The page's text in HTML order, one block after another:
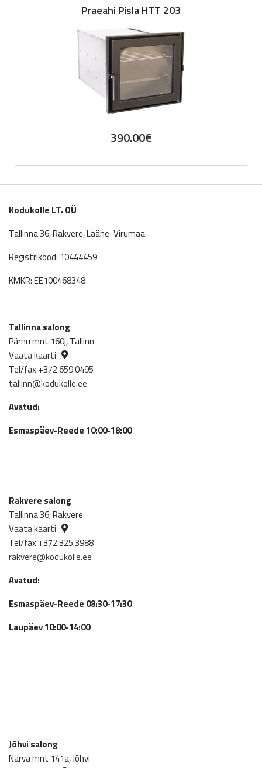
Praeahi Pisla HTT 203
390.00€
Kodukolle LT. OÜ
Tallinna 36, Rakvere, Lääne-Virumaa
Registrikood: 10444459
KMKR: EE100468348
Tallinna salong
Pärnu mnt 160j, Tallinn
Vaata kaarti
Tel/fax +372 659 0495
tallinn@kodukolle.ee
Avatud:
Esmaspäev-Reede 10:00-18:00
Rakvere salong
Tallinna 36, Rakvere
Vaata kaarti
Tel/fax +372 325 3988
rakvere@kodukolle.ee
Avatud:
Esmaspäev-Reede 08:30-17:30
Laupäev 10:00-14:00
Jõhvi salong
Narva mnt 141a, Jõhvi